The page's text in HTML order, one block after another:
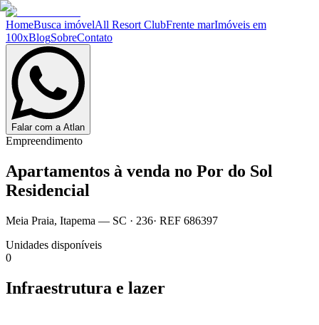
HomeBusca imóvelAll Resort ClubFrente marImóveis em
100xBlogSobreContato
Falar com a Atlan
Empreendimento
Apartamentos à venda no Por do Sol
Residencial
Meia Praia, Itapema — SC · 236· REF 686397
Unidades disponíveis
0
Infraestrutura e lazer